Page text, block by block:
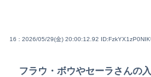
16 : 2026/05/29(金) 20:00:12.92
フラウ・ボウやセーラさんの